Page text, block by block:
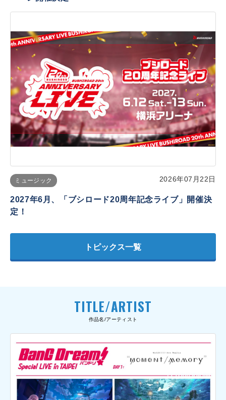
ミュージック 2026年07月22日
2027年6月、「ブシロード20周年記念ライブ」開催決
定！
トピックス一覧
TITLE/ARTIST
作品名/アーティスト